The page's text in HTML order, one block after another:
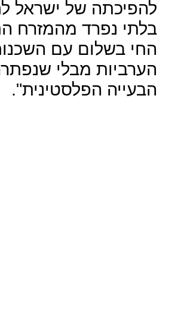
להפיכתה של ישראל
בלתי נפרד מהמזרח
החי בשלום עם
הערביות מבלי
הבעייה הפלסטינית".